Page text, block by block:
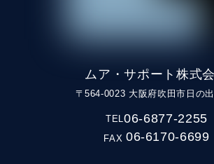
ムア・サポート株式
〒564-0023 大阪府吹田市日の
TEL06-6877-2255
FAX 06-6170-6699